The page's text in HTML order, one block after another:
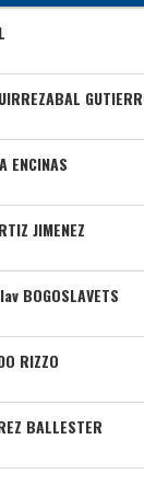
ENCINAS
JIMENEZ
BOGOSLAVETS
RIZZO
BALLESTER